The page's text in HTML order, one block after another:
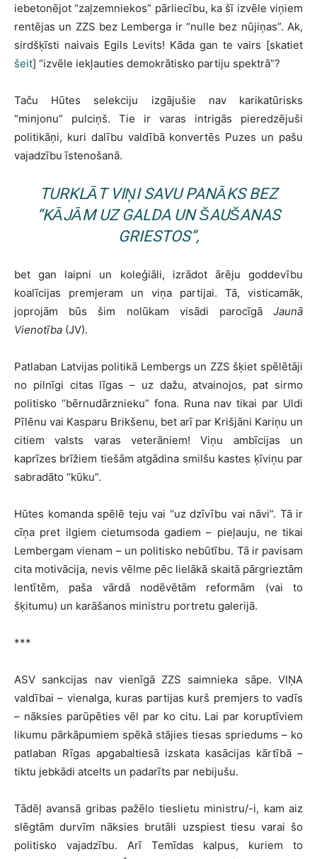
iebetonējot “zaļzemniekos” pārliecību, ka šī izvēle viņiem
rentējas un ZZS bez Lemberga ir “nulle bez nūjiņas”. Ak,
sirdšķīsti naivais Egils Levits! Kāda gan te vairs [skatiet
šeit] “izvēle iekļauties demokrātisko partiju spektrā”?
Taču Hūtes selekciju izgājušie nav karikatūrisks
“minjonu” pulciņš. Tie ir varas intrigās pieredzējuši
politikāņi, kuri dalību valdībā konvertēs Puzes un pašu
vajadzību īstenošanā.
TURKLĀT VIŅI SAVU PANĀKS BEZ
“KĀJĀM UZ GALDA UN ŠAUŠANAS
GRIESTOS”,
bet gan laipni un koleģiāli, izrādot ārēju goddevību
koalīcijas premjeram un viņa partijai. Tā, visticamāk,
joprojām būs šim nolūkam visādi parocīgā Jaunā
Vienotība (JV).
Patlaban Latvijas politikā Lembergs un ZZS šķiet spēlētāji
no pilnīgi citas līgas – uz dažu, atvainojos, pat sirmo
politisko “bērnudārznieku” fona. Runa nav tikai par Uldi
Pīlēnu vai Kasparu Brikšenu, bet arī par Krišjāni Kariņu un
citiem valsts varas veterāniem! Viņu ambīcijas un
kaprīzes brīžiem tiešām atgādina smilšu kastes ķīviņu par
sabradāto “kūku”.
Hūtes komanda spēlē teju vai “uz dzīvību vai nāvi”. Tā ir
cīņa pret ilgiem cietumsoda gadiem – pieļauju, ne tikai
Lembergam vienam – un politisko nebūtību. Tā ir pavisam
cita motivācija, nevis vēlme pēc lielākā skaitā pārgrieztām
lentītēm, paša vārdā nodēvētām reformām (vai to
šķitumu) un karāšanos ministru portretu galerijā.
***
ASV sankcijas nav vienīgā ZZS saimnieka sāpe. VIŅA
valdībai – vienalga, kuras partijas kurš premjers to vadīs
– nāksies parūpēties vēl par ko citu. Lai par koruptīviem
likumu pārkāpumiem spēkā stājies tiesas spriedums – ko
patlaban Rīgas apgabaltiesā izskata kasācijas kārtībā –
tiktu jebkādi atcelts un padarīts par nebijušu.
Tādēļ avansā gribas pažēlo tieslietu ministru/-i, kam aiz
slēgtām durvīm nāksies brutāli uzspiest tiesu varai šo
politisko vajadzību. Arī Temīdas kalpus, kuriem to